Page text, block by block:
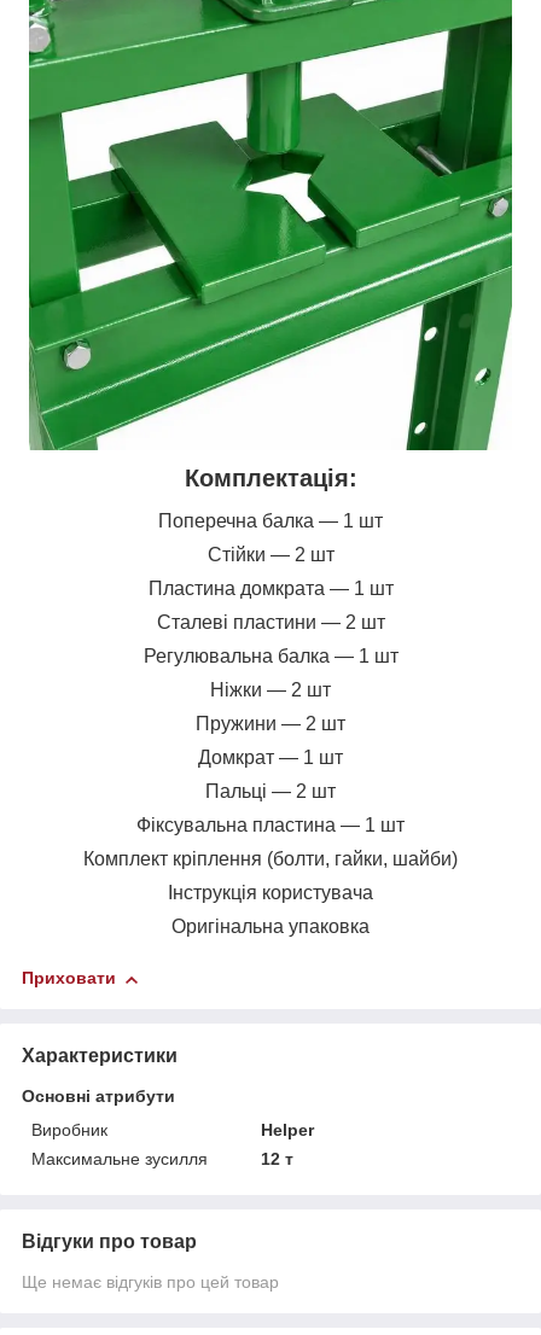
Комплектація:
Поперечна балка — 1 шт
Стійки — 2 шт
Пластина домкрата — 1 шт
Сталеві пластини — 2 шт
Регулювальна балка — 1 шт
Ніжки — 2 шт
Пружини — 2 шт
Домкрат — 1 шт
Пальці — 2 шт
Фіксувальна пластина — 1 шт
Комплект кріплення (болти, гайки, шайби)
Інструкція користувача
Оригінальна упаковка
Приховати
Характеристики
Основні атрибути
Виробник
Helper
Максимальне зусилля
12 т
Відгуки про товар
Ще немає відгуків про цей товар